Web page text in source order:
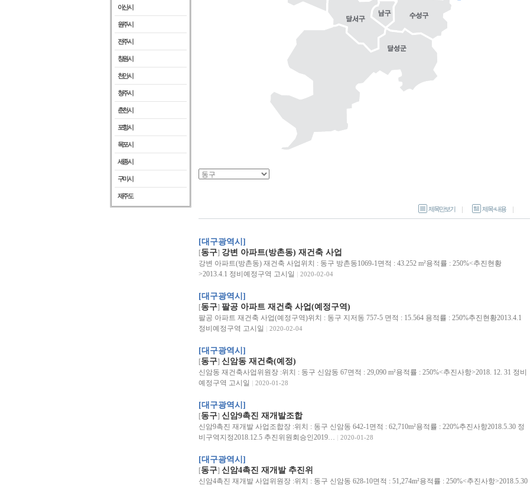
아산시
원주시
전주시
창원시
천안시
청주시
춘천시
포항시
목포시
세종시
구미시
제주도
제목만보기 제목+내용
[대구광역시]
[동구] 강변 아파트(방촌동) 재건축 사업
강변 아파트(방촌동) 재건축 사업위치 : 동구 방촌동1069-1면적 : 43.252 m²용적률 : 250%<추진현황
>2013.4.1 정비예정구역 고시일
2020-02-04
[대구광역시]
[동구] 팔공 아파트 재건축 사업(예정구역)
팔공 아파트 재건축 사업(예정구역)위치 : 동구 지저동 757-5 면적 : 15.564 용적률 : 250%추진현황2013.4.1
정비예정구역 고시일
2020-02-04
[대구광역시]
[동구] 신암동 재건축(예정)
신암동 재건축사업위원장 :위치 : 동구 신암동 67면적 : 29,090 m²용적률 : 250%<추진사항>2018. 12. 31 정비
예정구역 고시일
2020-01-28
[대구광역시]
[동구] 신암9촉진 재개발조합
신암9촉진 재개발 사업조합장 :위치 : 동구 신암동 642-1면적 : 62,710m²용적률 : 220%추진사항2018.5.30 정
비구역지정2018.12.5 추진위원회승인2019…
2020-01-28
[대구광역시]
[동구] 신암4촉진 재개발 추진위
신암4촉진 재개발 사업위원장 :위치 : 동구 신암동 628-10면적 : 51,274m²용적률 : 250%<추진사항>2018.5.30